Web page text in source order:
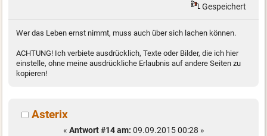
Gespeichert
Wer das Leben ernst nimmt, muss auch über sich lachen können.
ACHTUNG! Ich verbiete ausdrücklich, Texte oder Bilder, die ich hier
einstelle, ohne meine ausdrückliche Erlaubnis auf andere Seiten zu
kopieren!
Asterix
« Antwort #14 am: 09.09.2015 00:28 »